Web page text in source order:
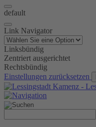
default
Link Navigator
Linksbündig
Zentriert ausgerichtet
Rechtsbündig
Einstellungen zurücksetzen